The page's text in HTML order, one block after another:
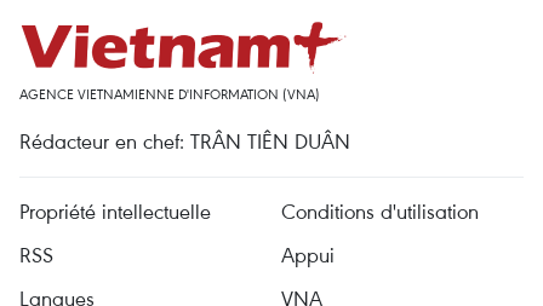
AGENCE VIETNAMIENNE D'INFORMATION (VNA)
Rédacteur en chef: TRÂN TIÊN DUÂN
Propriété intellectuelle
Conditions d'utilisation
RSS
Appui
Langues
VNA